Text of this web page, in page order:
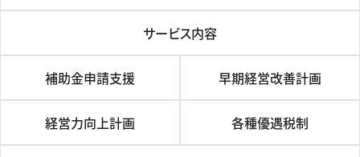
サービス内容
補助金申請支援 早期経営改善計画
経営力向上計画 各種優遇税制